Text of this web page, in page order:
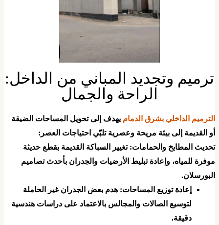
وتجديد المباني من الداخل:
الراحة والجمال
الداخلي بشرق الدماميهدف إلى تحويل المساحات الضيقة
القديمة إلى بيئة مريحة وعصرية تلبّي احتياجات العصر:
المطابخ والحمامات: تغيير السباكة القديمة بقطع حديثة
للمياه، وإعادة تبليط الأرضيات والجدران بأحدث تصاميم
​إعادة توزيع المساحات: هدم بعض الجدران غير الحاملة
لتوسيع الصالات والمجالس بالاعتماد على دراسات هندسية
دقيقة.